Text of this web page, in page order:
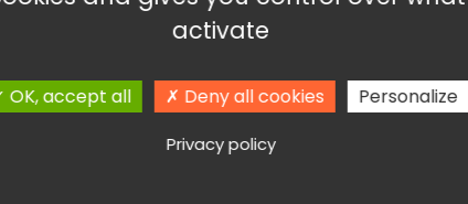
activate
OK, accept all Deny all cookies Personalize
Privacy policy